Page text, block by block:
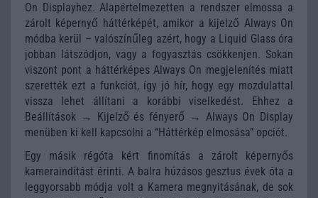
On Displayhez. Alapértelmezetten a rendszer elmossa a
zárolt képernyő háttérképét, amikor a kijelző Always On
módba kerül – valószínűleg azért, hogy a Liquid Glass óra
jobban látszódjon, vagy a fogyasztás csökkenjen. Sokan
viszont pont a háttérképes Always On megjelenítés miatt
szerették ezt a funkciót, így jó hír, hogy egy mozdulattal
vissza lehet állítani a korábbi viselkedést. Ehhez a
Beállítások → Kijelző és fényerő → Always On Display
menüben ki kell kapcsolni a “Háttérkép elmosása” opciót.
Egy másik régóta kért finomítás a zárolt képernyős
kameraindítást érinti. A balra húzásos gesztus évek óta a
leggyorsabb módja volt a Kamera megnyitásának, de sok